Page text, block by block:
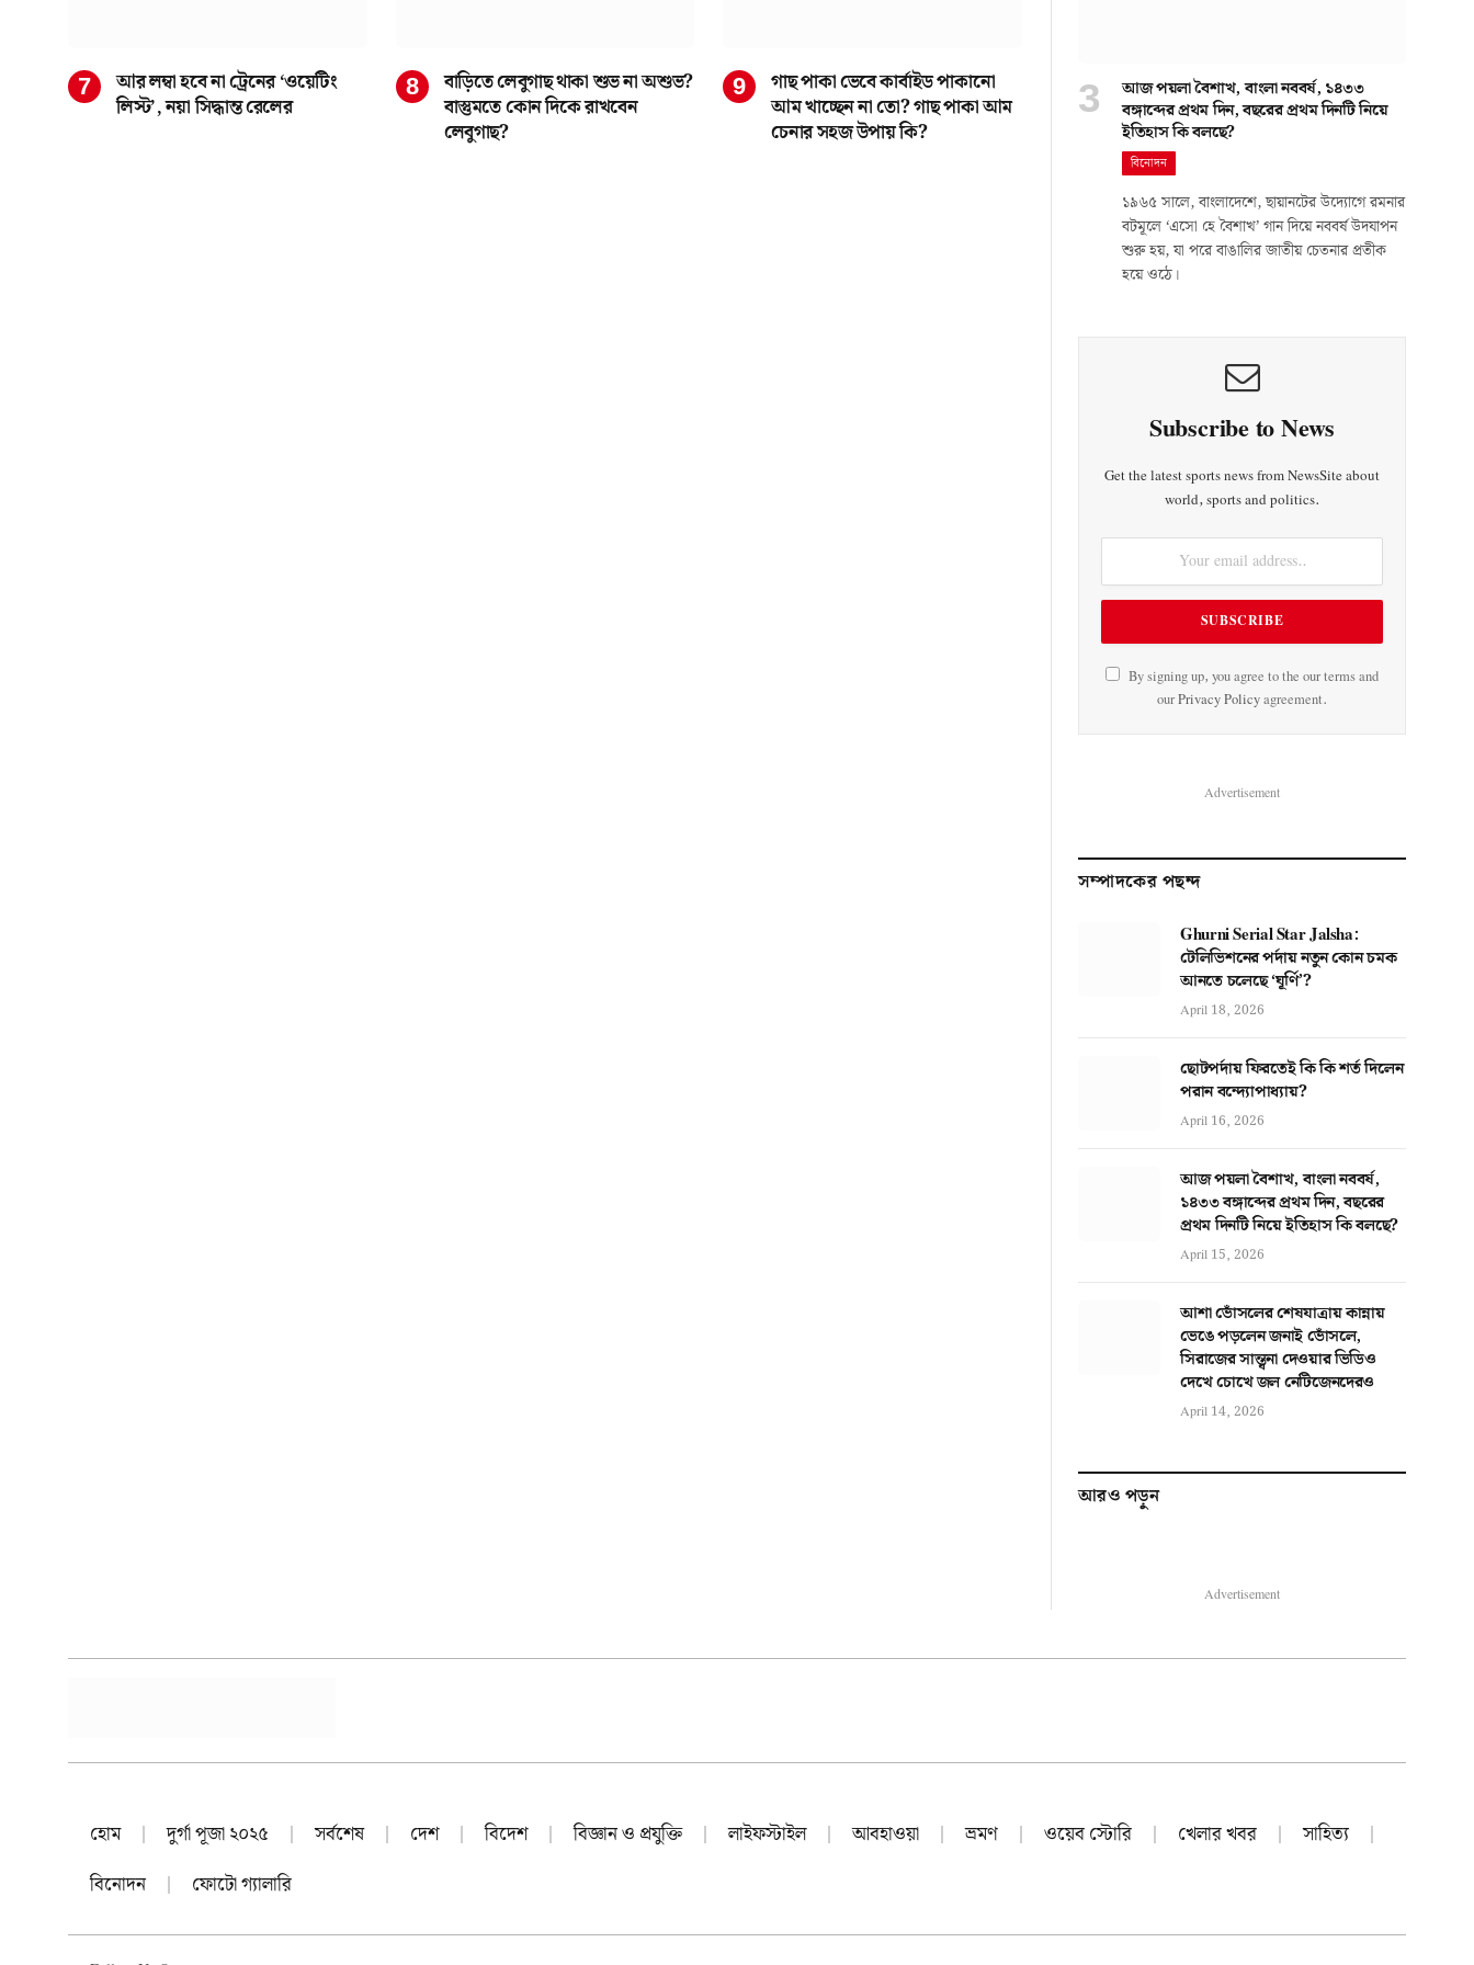
আর লম্বা হবে না ট্রেনের ‘ওয়েটিং
লিস্ট’, নয়া সিদ্ধান্ত রেলের
বাড়িতে লেবুগাছ থাকা শুভ না অশুভ?
বাস্তুমতে কোন দিকে রাখবেন
লেবুগাছ?
গাছ পাকা ভেবে কার্বাইড পাকানো
আম খাচ্ছেন না তো? গাছ পাকা আম
চেনার সহজ উপায় কি?
আজ পয়লা বৈশাখ, বাংলা নববর্ষ, ১৪৩৩
বঙ্গাব্দের প্রথম দিন, বছরের প্রথম দিনটি নিয়ে
ইতিহাস কি বলছে?
বিনোদন
১৯৬৫ সালে, বাংলাদেশে, ছায়ানটের উদ্যোগে রমনার
বটমূলে ‘এসো হে বৈশাখ’ গান দিয়ে নববর্ষ উদযাপন
শুরু হয়, যা পরে বাঙালির জাতীয় চেতনার প্রতীক
হয়ে ওঠে।
Subscribe to News
Get the latest sports news from NewsSite about
world, sports and politics.
By signing up, you agree to the our terms and
ourPrivacy Policyagreement.
Advertisement
সম্পাদকের পছন্দ
Ghurni Serial Star Jalsha:
টেলিভিশনের পর্দায় নতুন কোন চমক
আনতে চলেছে ‘ঘূর্ণি’?
April 18, 2026
ছোটপর্দায় ফিরতেই কি কি শর্ত দিলেন
পরান বন্দ্যোপাধ্যায়?
April 16, 2026
আজ পয়লা বৈশাখ, বাংলা নববর্ষ,
১৪৩৩ বঙ্গাব্দের প্রথম দিন, বছরের
প্রথম দিনটি নিয়ে ইতিহাস কি বলছে?
April 15, 2026
আশা ভোঁসলের শেষযাত্রায় কান্নায়
ভেঙে পড়লেন জনাই ভোঁসলে,
সিরাজের সান্ত্বনা দেওয়ার ভিডিও
দেখে চোখে জল নেটিজেনদেরও
April 14, 2026
আরও পড়ুন
Advertisement
হোম দুর্গা পূজা ২০২৫ সর্বশেষ দেশ বিদেশ বিজ্ঞান ও প্রযুক্তি লাইফস্টাইল আবহাওয়া ভ্রমণ ওয়েব স্টোরি খেলার খবর
সাহিত্য
বিনোদন
ফোটো গ্যালারি